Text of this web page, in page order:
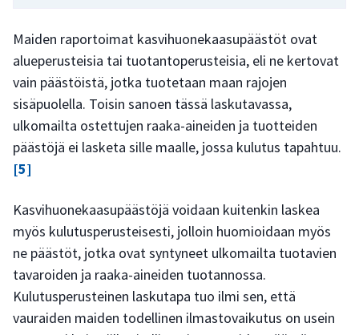
Maiden raportoimat kasvihuonekaasupäästöt ovat
alueperusteisia tai tuotantoperusteisia, eli ne kertovat
vain päästöistä, jotka tuotetaan maan rajojen
sisäpuolella. Toisin sanoen tässä laskutavassa,
ulkomailta ostettujen raaka-aineiden ja tuotteiden
päästöjä ei lasketa sille maalle, jossa kulutus tapahtuu.
[5]
Kasvihuonekaasupäästöjä voidaan kuitenkin laskea
myös kulutusperusteisesti, jolloin huomioidaan myös
ne päästöt, jotka ovat syntyneet ulkomailta tuotavien
tavaroiden ja raaka-aineiden tuotannossa.
Kulutusperusteinen laskutapa tuo ilmi sen, että
vauraiden maiden todellinen ilmastovaikutus on usein